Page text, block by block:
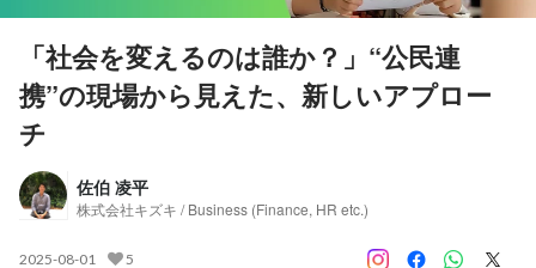
「社会を変えるのは誰か？」“公民連
携”の現場から見えた、新しいアプロー
チ
佐伯 凌平
株式会社キズキ / Business (Finance, HR etc.)
2025-08-01 5